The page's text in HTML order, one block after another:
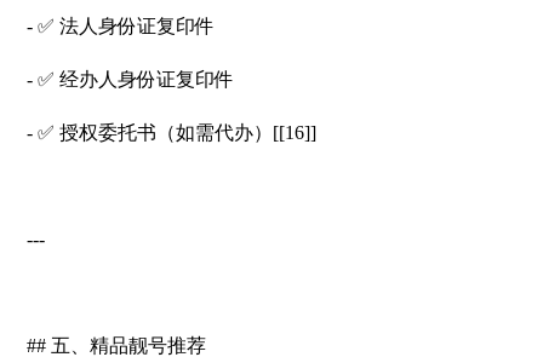
- ✅ 法人身份证复印件
- ✅ 经办人身份证复印件
- ✅ 授权委托书（如需代办）[[16]]
---
## 五、精品靓号推荐